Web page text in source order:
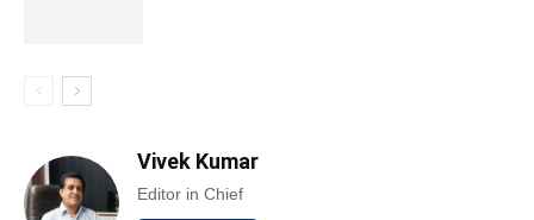
Vivek Kumar
Editor in Chief